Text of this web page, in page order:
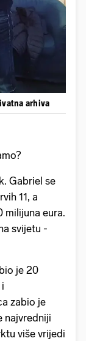
arhiva
Gabriel se
11, a
milijuna eura.
svijetu -
je 20
zabio je
najvredniji
više vrijedi